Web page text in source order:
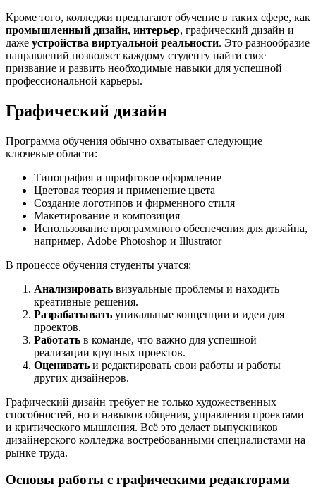
Кроме того, колледжи предлагают обучение в таких сфере, как
промышленный дизайн, интерьер, графический дизайн и
даже устройства виртуальной реальности. Это разнообразие
направлений позволяет каждому студенту найти свое
призвание и развить необходимые навыки для успешной
профессиональной карьеры.
Графический дизайн
Программа обучения обычно охватывает следующие
ключевые области:
Типография и шрифтовое оформление
Цветовая теория и применение цвета
Создание логотипов и фирменного стиля
Макетирование и композиция
Использование программного обеспечения для дизайна,
например, Adobe Photoshop и Illustrator
В процессе обучения студенты учатся:
Анализировать визуальные проблемы и находить
креативные решения.
Разрабатывать уникальные концепции и идеи для
проектов.
Работать в команде, что важно для успешной
реализации крупных проектов.
Оценивать и редактировать свои работы и работы
других дизайнеров.
Графический дизайн требует не только художественных
способностей, но и навыков общения, управления проектами
и критического мышления. Всё это делает выпускников
дизайнерского колледжа востребованными специалистами на
рынке труда.
Основы работы с графическими редакторами